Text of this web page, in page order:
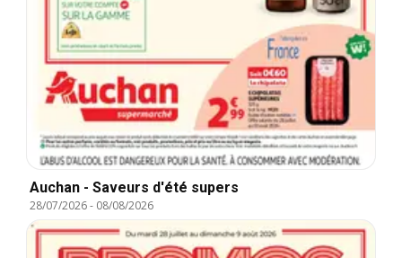
Auchan - Saveurs d'été supers
28/07/2026- 08/08/2026